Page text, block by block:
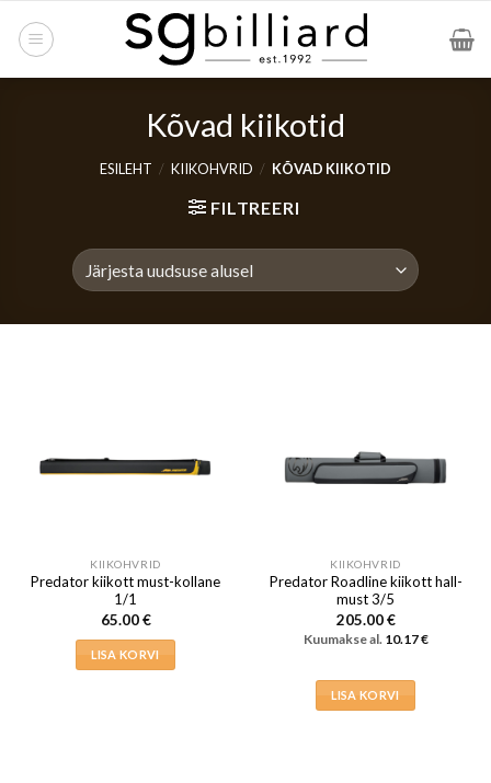
Kõvad kiikotid
ESILEHT / KIIKOHVRID / KÕVAD KIIKOTID
FILTREERI
KIIKOHVRID
Predator kiikott must-kollane
1/1
65.00€
LISA KORVI
KIIKOHVRID
Predator Roadline kiikott hall-
must 3/5
205.00€
Kuumakse al. 10.17€
LISA KORVI